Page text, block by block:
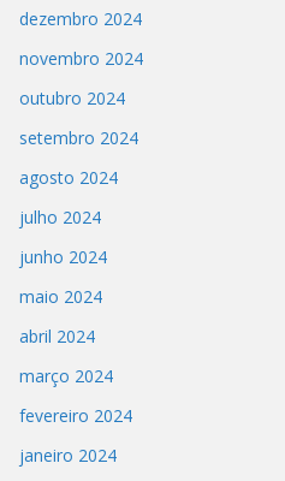
dezembro 2024
novembro 2024
outubro 2024
setembro 2024
agosto 2024
julho 2024
junho 2024
maio 2024
abril 2024
março 2024
fevereiro 2024
janeiro 2024